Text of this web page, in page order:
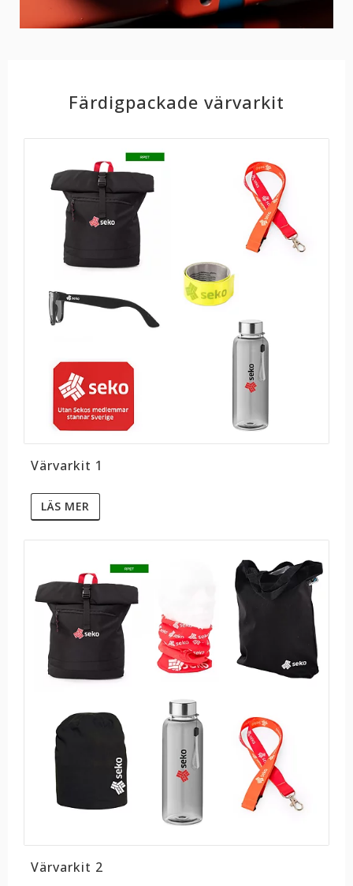
Färdigpackade värvarkit
Värvarkit 1
LÄS MER
Värvarkit 2